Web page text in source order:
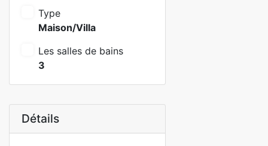
Type
Maison/Villa
Les salles de bains
3
Détails